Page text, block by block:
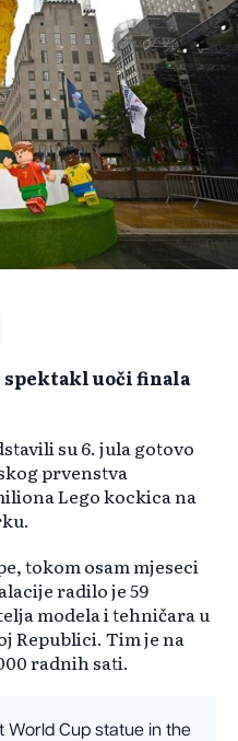
uoči finala
su 6. jula gotovo
prvenstva
Lego kockica na
tokom osam mjeseci
radilo je 59
modela i tehničara u
Republici. Tim je na
radnih sati.
World Cup statue in the